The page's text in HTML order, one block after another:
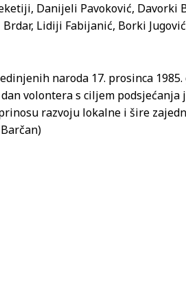
Danijeli Pavoković, Davorki
Lidiji Fabijanić, Borki
naroda 17. prosinca 1985.
volontera s ciljem podsjećanja
razvoju lokalne i šire